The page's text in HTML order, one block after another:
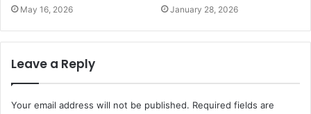
May 16, 2026 January 28, 2026
Leave a Reply
Your email address will not be published. Required fields are